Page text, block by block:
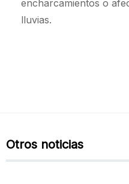
encharcamientos o
lluvias.
Otros noticias